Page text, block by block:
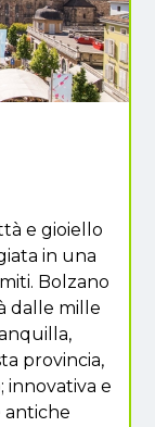
e gioiello
in una
Bolzano
dalle mille
provincia,
innovativa e
antiche